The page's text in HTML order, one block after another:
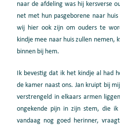
naar de afdeling was hij kersverse
net met hun pasgeborene naar
wij hier ook zijn om ouders te
kindje mee naar huis zullen nemen,
binnen bij hem.
Ik bevestig dat ik het kindje al had
de kamer naast ons. Jan kruipt bij
verstrengeld in elkaars armen
ongekende pijn in zijn stem, die
vandaag nog goed herinner,